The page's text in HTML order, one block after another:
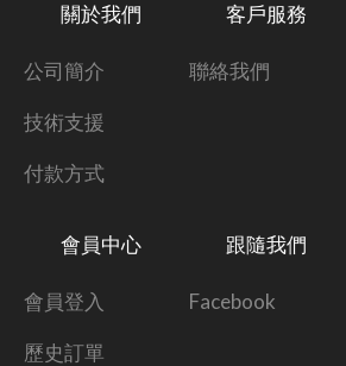
關於我們
公司簡介
技術支援
付款方式
客戶服務
聯絡我們
會員中心
會員登入
歷史訂單
跟隨我們
Facebook